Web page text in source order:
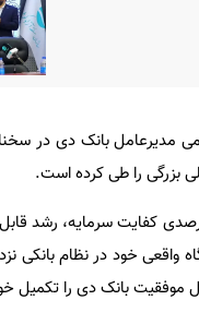
مدیرعامل بانک دی در
بانک دی، افزایش ۳۷ واحد درصدی
واقعی خود در نظام بانکی
موفقیت بانک دی را تکمیل